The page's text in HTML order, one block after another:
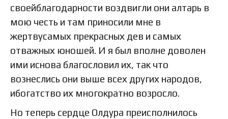
своейблагодарности воздвигли они алтарь в
мою честь и там приносили мне в
жертвусамых прекрасных дев и самых
отважных юношей. И я был вполне доволен
ими иснова благословил их, так что
вознеслись они выше всех других народов,
ибогатство их многократно возросло.
Но теперь сердце Олдура преисполнилось